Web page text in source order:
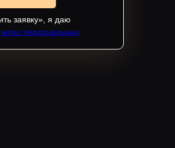
заявку», я даю
моих персональных